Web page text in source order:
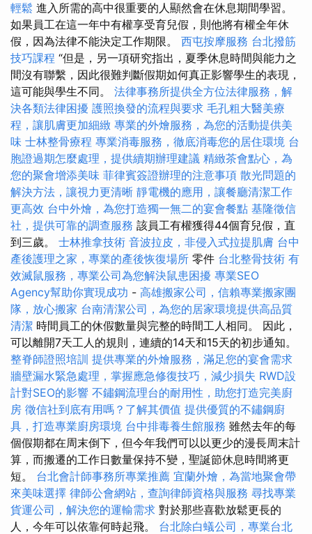
輕鬆 進入所需的高中很重要的人顯然會在休息期間學習。
如果員工在這一年中有權享受育兒假，則他將有權全年休
假，因為法律不能決定工作期限。 西屯按摩服務 台北撥筋
技巧課程 “但是，另一項研究指出，夏季休息時間與能力之
間沒有聯繫，因此很難判斷假期如何真正影響學生的表現，
這可能與學生不同。 法律事務所提供全方位法律服務，解
決各類法律困擾 護照換發的流程與要求 毛孔粗大醫美療
程，讓肌膚更加細緻 專業的外燴服務，為您的活動提供美
味 士林整骨療程 專業消毒服務，徹底消毒您的居住環境 台
胞證過期怎麼處理，提供續期辦理建議 精緻茶會點心，為
您的聚會增添美味 菲律賓簽證辦理的注意事項 散光問題的
解決方法，讓視力更清晰 靜電機的應用，讓餐廳清潔工作
更高效 台中外燴，為您打造獨一無二的宴會餐點 基隆徵信
社，提供可靠的調查服務 該員工有權獲得44個育兒假，直
到三歲。 士林推拿技術 音波拉皮，非侵入式拉提肌膚 台中
產後護理之家，專業的產後恢復場所 零件 台北整骨技術 有
效滅鼠服務，專業公司為您解決鼠患困擾 專業SEO
Agency幫助你實現成功 - 高雄搬家公司，信賴專業搬家團
隊，放心搬家 台南清潔公司，為您的居家環境提供高品質
清潔 時間員工的休假數量與完整的時間工人相同。 因此，
可以離開7天工人的規則，連續的14天和15天的初步通知。
整脊師證照培訓 提供專業的外燴服務，滿足您的宴會需求
牆壁漏水緊急處理，掌握應急修復技巧，減少損失 RWD設
計對SEO的影響 不鏽鋼流理台的耐用性，助您打造完美廚
房 徵信社到底有用嗎？了解其價值 提供優質的不鏽鋼廚
具，打造專業廚房環境 台中排毒養生館服務 雖然去年的每
個假期都在周末倒下，但今年我們可以以更少的漫長周末計
算，而搬遷的工作日數量保持不變，聖誕節休息時間將更
短。 台北會計師事務所專業推薦 宜蘭外燴，為當地聚會帶
來美味選擇 律師公會網站，查詢律師資格與服務 尋找專業
貨運公司，解決您的運輸需求 對於那些喜歡放鬆更長的
人，今年可以依靠何時起飛。 台北除白蟻公司，專業台北